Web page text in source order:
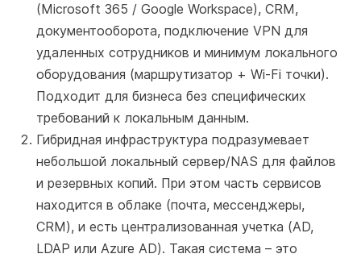
(Microsoft 365 / Google Workspace), CRM,
документооборота, подключение VPN для
удаленных сотрудников и минимум локального
оборудования (маршрутизатор + Wi-Fi точки).
Подходит для бизнеса без специфических
требований к локальным данным.
Гибридная инфраструктура подразумевает
небольшой локальный сервер/NAS для файлов
и резервных копий. При этом часть сервисов
находится в облаке (почта, мессенджеры,
CRM), и есть централизованная учетка (AD,
LDAP или Azure AD). Такая система – это